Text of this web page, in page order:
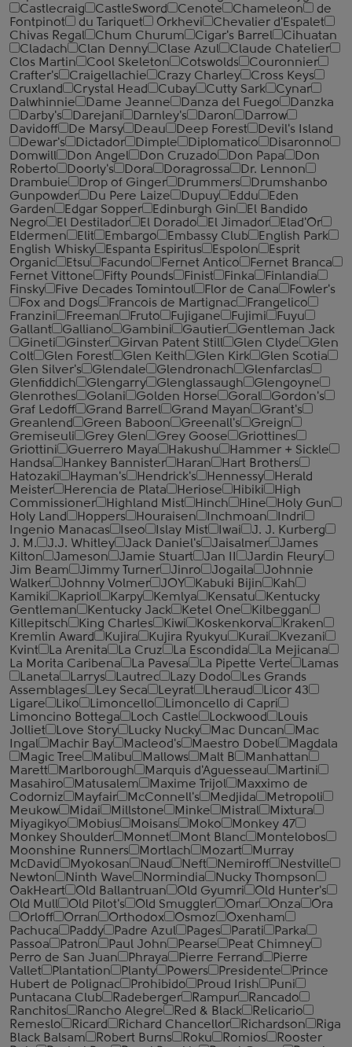
Castlecraig
CastleSword Cenote Chameleon
de
Fontpinot
du Tariquet Orkhevi
Chevalier d'Espalet
Chivas Regal
Chum Churum Cigar's Barrel
Cihuatan
Cladach
Clan Denny Clase Azul
Claude Chatelier
Clos Martin
Cool Skeleton Cotswolds
Couronnier
Crafter's
Craigellachie Crazy Charley
Cross Keys
Cruxland
Crystal Head Cubay Cutty Sark
Cynar
Dalwhinnie
Dame Jeanne Danza del Fuego
Danzka
Darby's
Darejani Darnley's Daron
Darrow
Davidoff
De Marsy Deau Deep Forest
Devil's Island
Dewar's
Dictador Dimple Diplomatico
Disaronno
Domwill
Don Angel Don Cruzado Don Papa
Don
Roberto
Doorly's Dora Doragrossa
Dr. Lennon
Drambuie
Drop of Ginger Drummers
Drumshanbo
Gunpowder
Du Pere Laize Dupuy Eddu
Eden
Garden
Edgar Sopper Edinburgh Gin
El Bandido
Negro
El Destilador El Dorado El Jimador
Elad'Or
Eldermen
Elit Embargo Embassy Club
English Park
English Whisky
Espanta Espiritus Espolon
Esprit
Organic
Etsu Facundo Fernet Antico
Fernet Branca
Fernet Vittone
Fifty Pounds Finist Finka
Finlandia
Finsky
Five Decades Tomintoul Flor de Cana
Fowler's
Fox and Dogs
Francois de Martignac
Frangelico
Franzini
Freeman Fruto Fujigane Fujimi
Fuyu
Gallant
Galliano Gambini Gautier
Gentleman Jack
Gineti
Ginster Girvan Patent Still Glen Clyde
Glen
Colt
Glen Forest Glen Keith Glen Kirk
Glen Scotia
Glen Silver's
Glendale Glendronach
Glenfarclas
Glenfiddich
Glengarry Glenglassaugh
Glengoyne
Glenrothes
Golani Golden Horse Goral
Gordon's
Graf Ledoff
Grand Barrel Grand Mayan
Grant's
Greanlend
Green Baboon Greenall's
Greign
Gremiseuli
Grey Glen Grey Goose
Griottines
Griottini
Guerrero Maya Hakushu
Hammer + Sickle
Handsa
Hankey Bannister Haran
Hart Brothers
Hatozaki
Hayman's Hendrick's Hennessy
Herald
Meister
Herencia de Plata Heriose Hibiki
High
Commissioner
Highland Mist Hinch Hine
Holy Gun
Holy Land
Hoppers Houraisen Inchmoan
Indri
Ingenio Manacas
Iseo Islay Mist Iwai
J. J. Kurberg
J. M.
J.J. Whitley Jack Daniel's Jaisalmer
James
Kilton
Jameson Jamie Stuart Jan II
Jardin Fleury
Jim Beam
Jimmy Turner Jinro Jogaila
Johnnie
Walker
Johnny Volmer JOY Kabuki Bijin
Kah
Kamiki
Kapriol Karpy Kemlya Kensatu
Kentucky
Gentleman
Kentucky Jack Ketel One
Kilbeggan
Killepitsch
King Charles Kiwi Koskenkorva
Kraken
Kremlin Award
Kujira Kujira Ryukyu Kurai
Kvezani
Kvint
La Arenita La Cruz La Escondida
La Mejicana
La Morita Caribena
La Pavesa La Pipette Verte
Lamas
Laneta
Larrys Lautrec Lazy Dodo
Les Grands
Assemblages
Ley Seca Leyrat Lheraud
Licor 43
Ligare
Liko Limoncello
Limoncello di Capri
Limoncino Bottega
Loch Castle Lockwood
Louis
Jolliet
Love Story Lucky Nucky Mac Duncan
Mac
Ingal
Machir Bay Macleod's Maestro Dobel
Magdala
Magic Tree
Malibu Mallows Malt B
Manhattan
Marett
Marlborough Marquis d'Aguesseau
Martini
Masahiro
Matusalem Maxime Trijol
Maxximo de
Codorniz
Mayfair McConnell's Medjida
Metropoli
Meukow
Midai Millstone Minke Mistral
Mixtura
Miyagikyo
Mobius Moisans Moko
Monkey 47
Monkey Shoulder
Monnet Mont Blanc
Montelobos
Moonshine Runners
Mortlach Mozart
Murray
McDavid
Myokosan Naud Neft Nemiroff
Nestville
Newton
Ninth Wave Normindia
Nucky Thompson
OakHeart
Old Ballantruan Old Gyumri
Old Hunter's
Old Mull
Old Pilot's Old Smuggler Omar Onza
Ora
Orloff
Orran Orthodox Osmoz
Oxenham
Pachuca
Paddy Padre Azul Pages Parati
Parka
Passoa
Patron Paul John Pearse
Peat Chimney
Perro de San Juan
Phraya Pierre Ferrand
Pierre
Vallet
Plantation Planty Powers Presidente
Prince
Hubert de Polignac
Prohibido Proud Irish
Puni
Puntacana Club
Radeberger Rampur
Rancado
Ranchitos
Rancho Alegre Red & Black
Relicario
Remeslo
Ricard Richard Chancellor Richardson
Riga
Black Balsam
Robert Burns Roku Romios
Rooster